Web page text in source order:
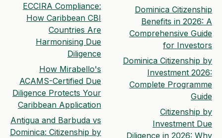
Dominica Citizenship
Benefits in 2026: A
Comprehensive Guide
for Investors
Dominica Citizenship by
Investment 2026:
Complete Programme
Guide
Citizenship by
Investment Due
Diligence in 2026: Why
ECCIRA Compliance:
How Caribbean CBI
Countries Are
Harmonising Due
Diligence
How Mirabello's
ACAMS-Certified Due
Diligence Protects Your
Caribbean Application
Antigua and Barbuda vs
Dominica: Citizenship by